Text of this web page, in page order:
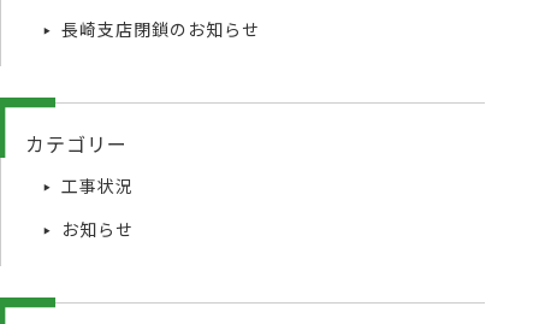
長崎支店閉鎖のお知らせ
カテゴリー
工事状況
お知らせ